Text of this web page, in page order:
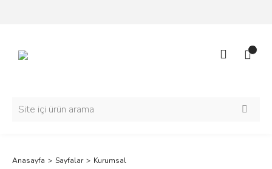
Anasayfa Sayfalar Kurumsal